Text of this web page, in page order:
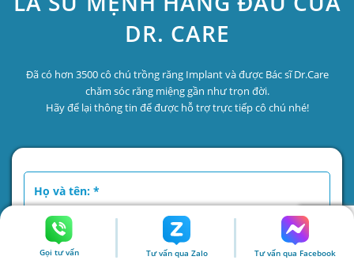
DR. CARE
Đã có hơn 3500 cô chú trồng răng Implant và được Bác sĩ Dr.Care
chăm sóc răng miệng gần như trọn đời.
Hãy để lại thông tin để được hỗ trợ trực tiếp cô chú nhé!
Gọi tư vấn Tư vấn qua Zalo Tư vấn qua Facebook